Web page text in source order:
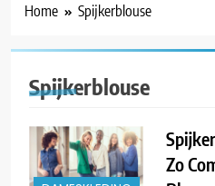
Home Spijkerblouse
Spijkerblouse
Zo